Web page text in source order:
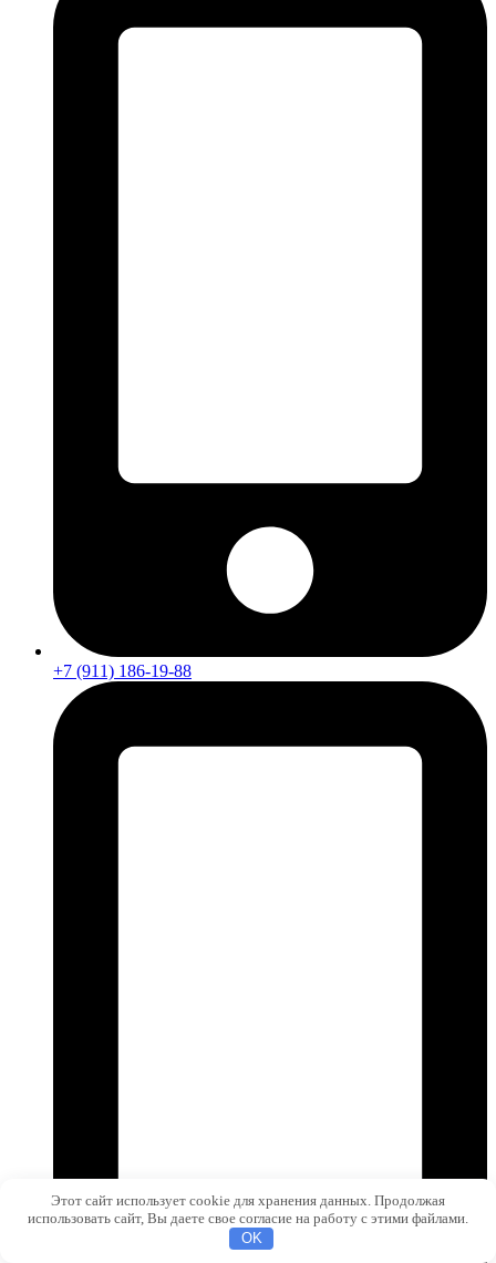
+7 (911) 186-19-88
Этот сайт использует cookie для хранения данных. Продолжая
использовать сайт, Вы даете свое согласие на работу с этими файлами.
OK